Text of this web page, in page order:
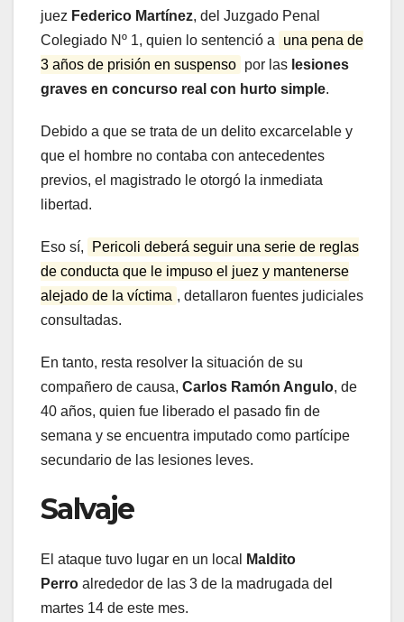
juez Federico Martínez, del Juzgado Penal
Colegiado Nº 1, quien lo sentenció a
una pena de
3 años de prisión en suspenso por las lesiones
graves en concurso real con hurto simple.
Debido a que se trata de un delito excarcelable y
que el hombre no contaba con antecedentes
previos, el magistrado le otorgó la inmediata
libertad.
Eso sí,
Pericoli deberá seguir una serie de reglas
de conducta que le impuso el juez y mantenerse
alejado de la víctima , detallaron fuentes judiciales
consultadas.
En tanto, resta resolver la situación de su
compañero de causa, Carlos Ramón Angulo, de
40 años, quien fue liberado el pasado fin de
semana y se encuentra imputado como partícipe
secundario de las lesiones leves.
Salvaje
El ataque tuvo lugar en un local
Maldito
Perro alrededor de las 3 de la madrugada del
martes 14 de este mes.